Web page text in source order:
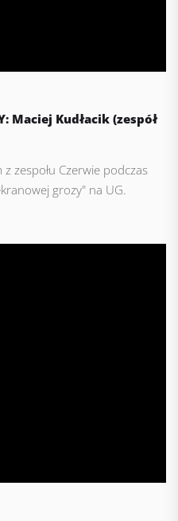
Maciej Kudłacik (zespół
z zespołu Czerwie podczas
grozy" na UG.